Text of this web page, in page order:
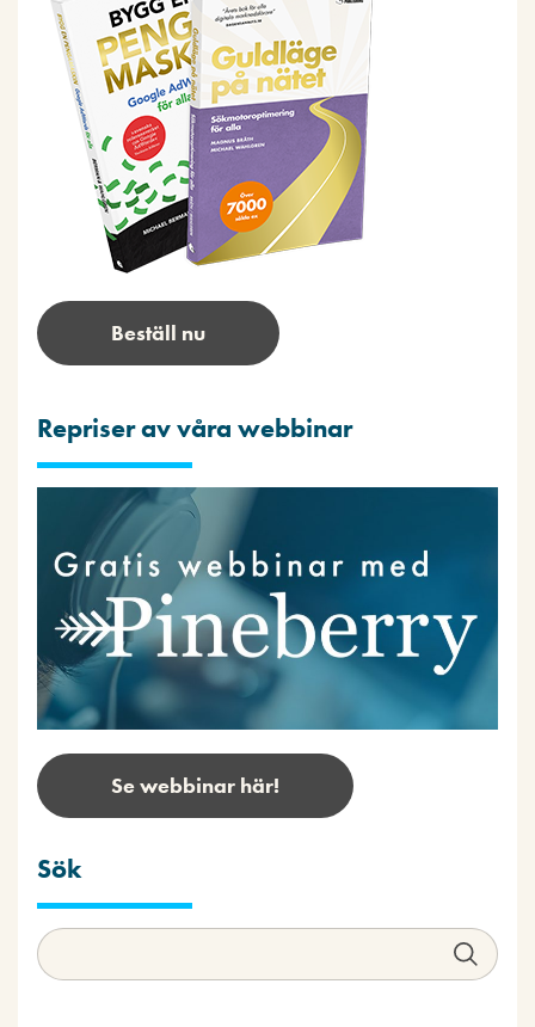
Beställ nu
Repriser av våra webbinar
Se webbinar här!
Sök